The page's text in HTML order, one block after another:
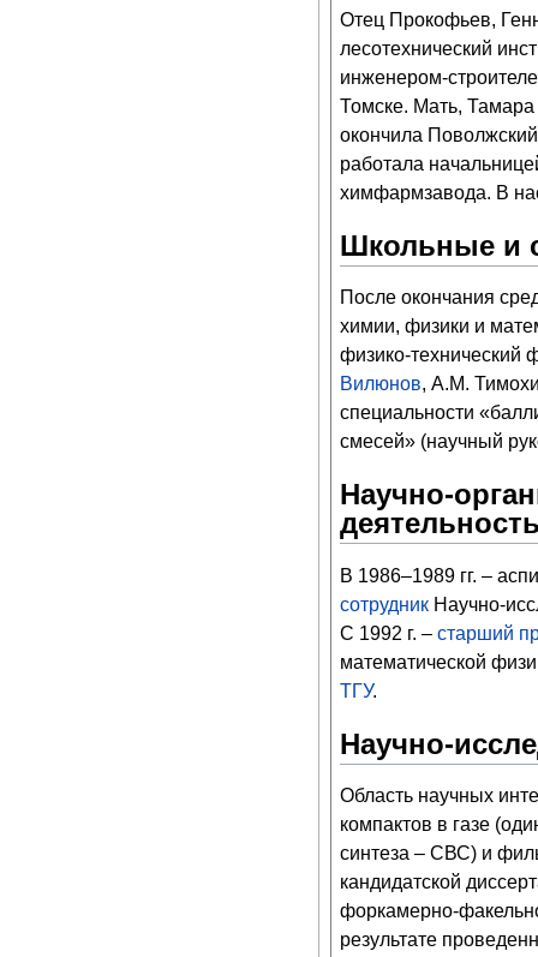
Отец Прокофьев,
лесотехнический
инженером-
Томске. Мать,
окончила
работала
химфармзавода. В
Школьные и
После окончания
химии, физики и
физико-технический
Вилюнов, А.М.
специальности
смесей» (научный
Научно-
В 1986–1989 гг. –
сотрудникНаучно-
С 1992 г. – старший
математической
ТГУ.
Научно-
Область научных
компактов в газе
синтеза – СВС) и
кандидатской
форкамерно-
результате